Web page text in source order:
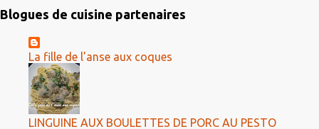
Blogues de cuisine partenaires
La fille de l'anse aux coques
LINGUINE AUX BOULETTES DE PORC AU PESTO